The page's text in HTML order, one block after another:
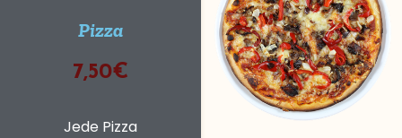
Pizza
7,50€
Jede Pizza